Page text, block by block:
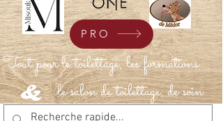
Tout pour le toilettage, les formations
le salon de toilettage, de soin
&
PRO